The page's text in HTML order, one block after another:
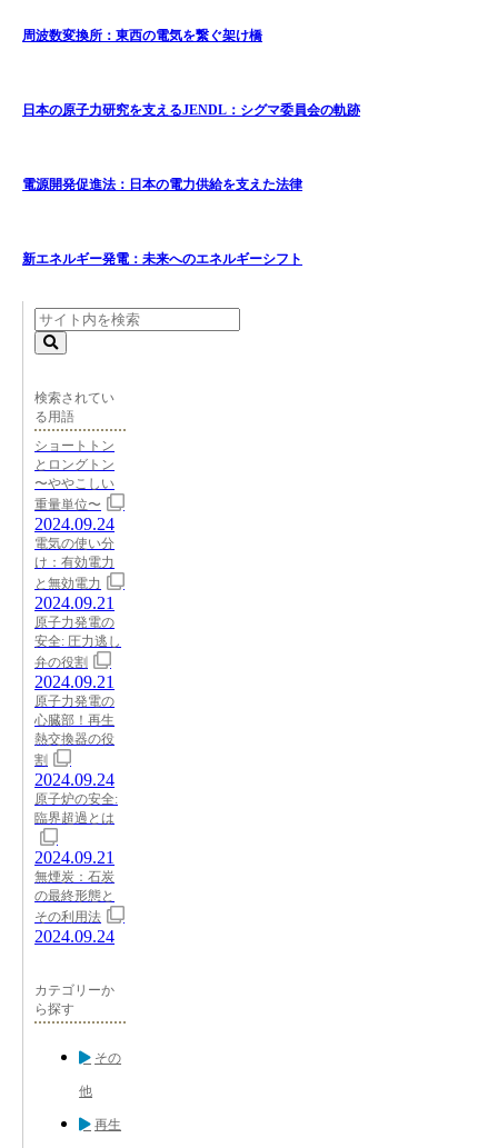
周波数変換所：東西の電気を繋ぐ架け橋
日本の原子力研究を支えるJENDL：シグマ委員会の軌跡
電源開発促進法：日本の電力供給を支えた法律
新エネルギー発電：未来へのエネルギーシフト
検索されてい
る用語
ショートトン
とロングトン
〜ややこしい
重量単位〜
2024.09.24
電気の使い分
け：有効電力
と無効電力
2024.09.21
原子力発電の
安全: 圧力逃し
弁の役割
2024.09.21
原子力発電の
心臓部！再生
熱交換器の役
割
2024.09.24
原子炉の安全:
臨界超過とは
2024.09.21
無煙炭：石炭
の最終形態と
その利用法
2024.09.24
カテゴリーか
ら探す
その
他
再生